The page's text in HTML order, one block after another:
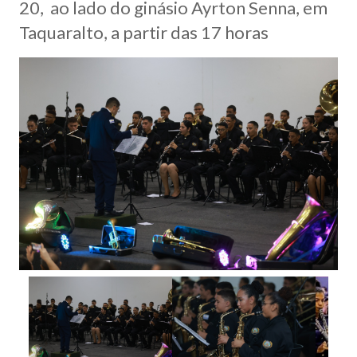
20, ao lado do ginásio Ayrton Senna, em
Taquaralto, a partir das 17 horas